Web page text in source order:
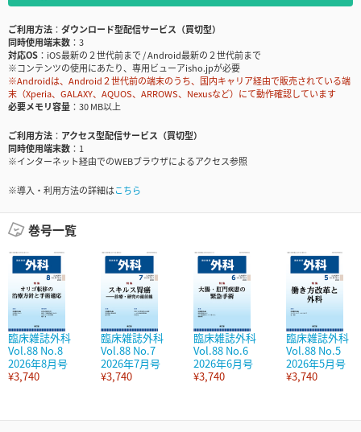
ご利用方法
ダウンロード型配信サービス（買切型）
同時使用端末数
3
対応OS
iOS最新の２世代前まで / Android最新の２世代前まで
※コンテンツの使用にあたり、専用ビューアisho.jpが必要
※Androidは、Android２世代前の端末のうち、国内キャリア経由で販売されている端
末（Xperia、GALAXY、AQUOS、ARROWS、Nexusなど）にて動作確認しています
必要メモリ容量
30 MB以上
ご利用方法
アクセス型配信サービス（買切型）
同時使用端末数
1
※インターネット経由でのWEBブラウザによるアクセス参照
※導入・利用方法の詳細はこちら
巻号一覧
臨床雑誌外科
Vol.88 No.8
2026年8月号
¥3,740
臨床雑誌外科
Vol.88 No.7
2026年7月号
¥3,740
臨床雑誌外科
Vol.88 No.6
2026年6月号
¥3,740
臨床雑誌外科
Vol.88 No.5
2026年5月号
¥3,740